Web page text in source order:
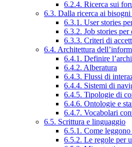
6.2.4. Ricerca sui
6.3. Dalla ricerca ai
6.3.1. User stories
6.3.2. Job stories
6.3.3. Criteri di
6.4. Architettura
6.4.1. Definire
6.4.2. Alberatura
6.4.3. Flussi di
6.4.4. Sistemi di
6.4.5. Tipologie di
6.4.6. Ontologie e
6.4.7. Vocabolari
6.5. Scrittura e linguaggio
6.5.1. Come
6.5.2. Le regole per